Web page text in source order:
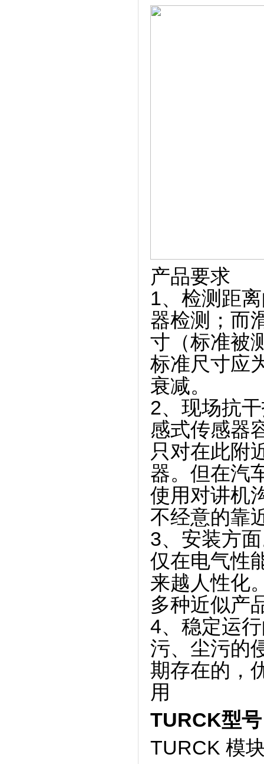
产品要求
1、检测距
器检测；而
寸（标准被
标准尺寸应
衰减。
2、现场抗
感式传感器
只对在此附
器。但在汽
使用对讲机
不经意的靠
3、安装方
仅在电气性
来越人性化
多种近似产
4、稳定运
污、尘污的
期存在的，
用
TURCK型
TURCK 模